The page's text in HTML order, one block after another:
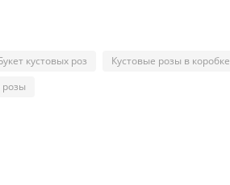
кустовых роз Кустовые розы в коробке
розы